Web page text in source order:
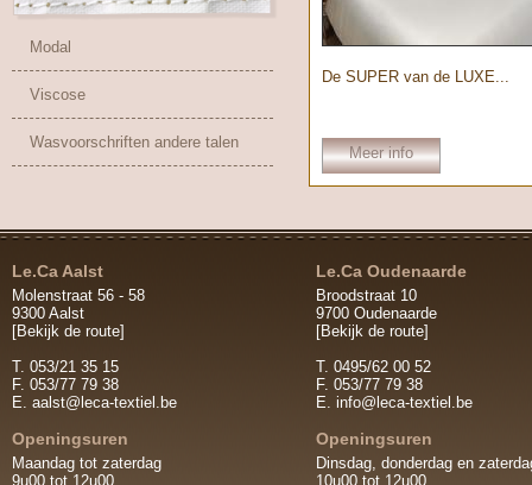
Modal
Viscose
Wasvoorschriften andere talen
De SUPER van de LUXE...
Meer info
Le.Ca Aalst
Molenstraat 56 - 58
9300 Aalst
[Bekijk de route]
T. 053/21 35 15
F. 053/77 79 38
E. aalst@leca-textiel.be
Openingsuren
Maandag tot zaterdag
9u00 tot 12u00
Le.Ca Oudenaarde
Broodstraat 10
9700 Oudenaarde
[Bekijk de route]
T. 0495/62 00 52
F. 053/77 79 38
E. info@leca-textiel.be
Openingsuren
Dinsdag, donderdag en
10u00 tot 12u00